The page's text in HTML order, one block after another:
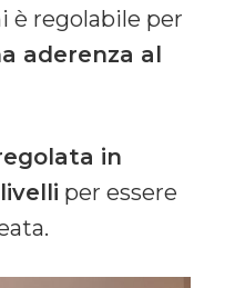
è regolabile per
aderenza al
in
per essere